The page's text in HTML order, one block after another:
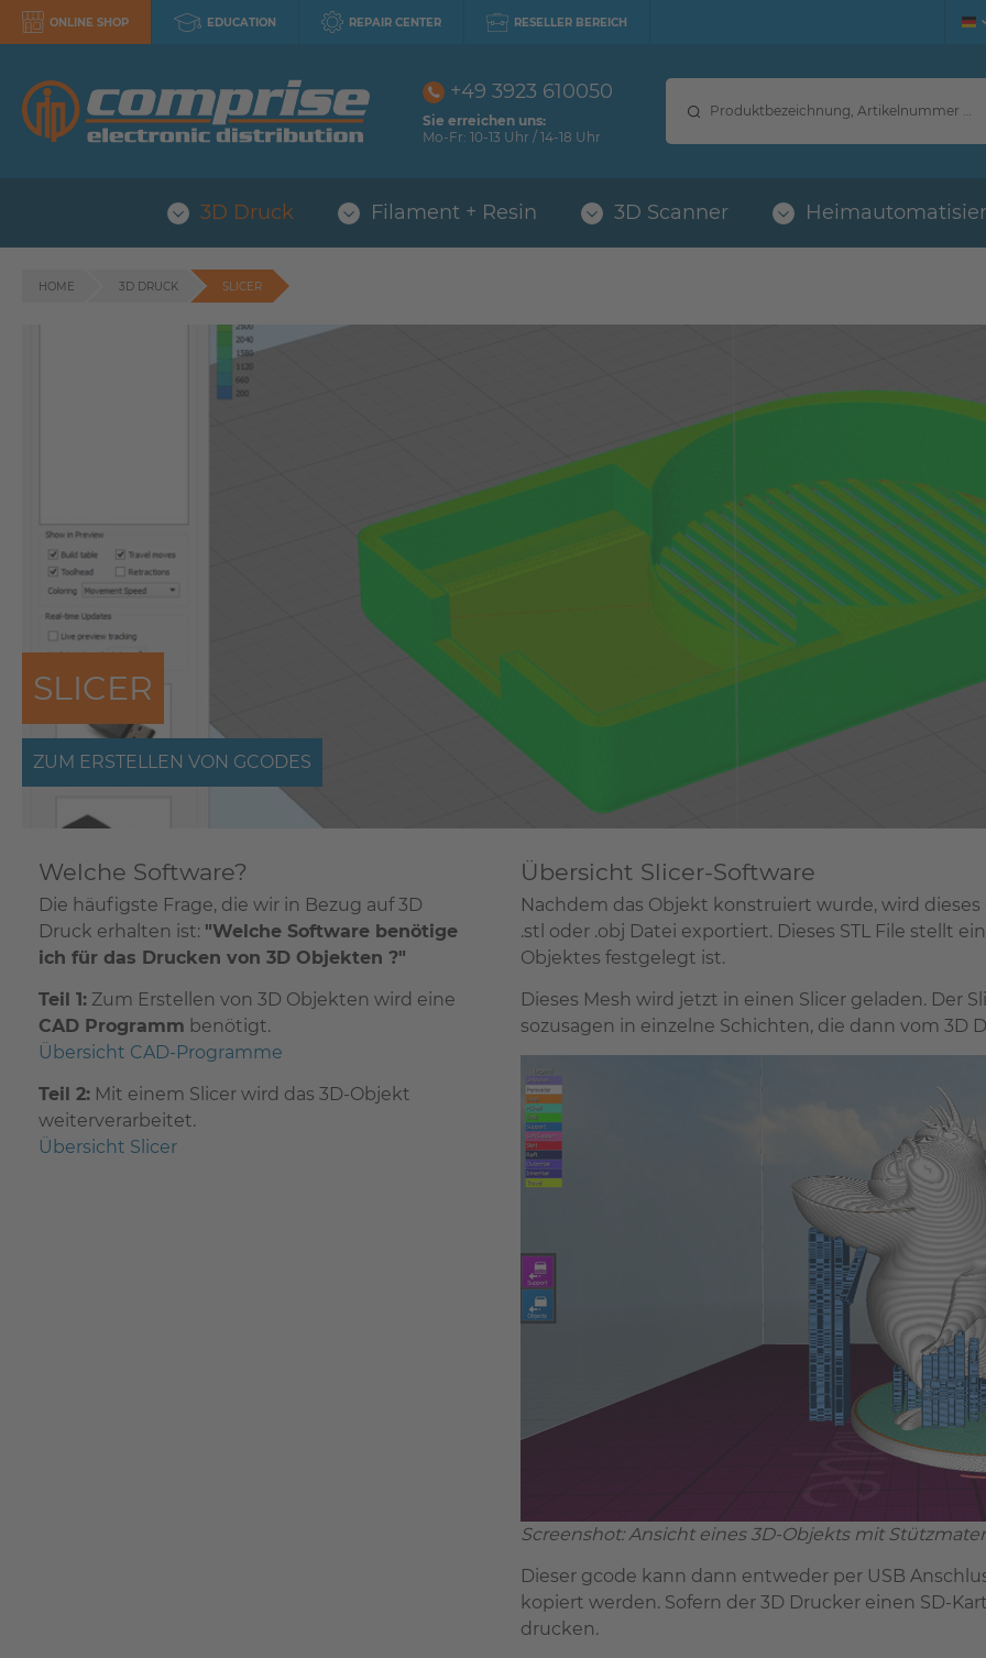
ONLINE SHOP EDUCATION REPAIR CENTER RESELLER BEREICH
+49 3923 610050
Sie erreichen uns:
Mo-Fr: 10-13 Uhr / 14-18 Uhr
3D Druck Filament + Resin 3D Scanner
HOME 3D DRUCK SLICER
SLICER
ZUM ERSTELLEN VON GCODES
Welche Software?
Die häufigste Frage, die wir in Bezug auf 3D
Druck erhalten ist: "Welche Software benötige
ich für das Drucken von 3D Objekten ?"
Teil 1: Zum Erstellen von 3D Objekten wird eine
CAD Programm benötigt.
Übersicht CAD-Programme
Teil 2: Mit einem Slicer wird das 3D-Objekt
weiterverarbeitet.
Übersicht Slicer
Übersicht Slicer-Software
Nachdem das Objekt konstruiert wurde, wird
.stl oder .obj Datei exportiert. Dieses STL File stellt
Objektes festgelegt ist.
Dieses Mesh wird jetzt in einen Slicer geladen. Der
sozusagen in einzelne Schichten, die dann vom 3D
Screenshot: Ansicht eines 3D-Objekts mit
Dieser gcode kann dann entweder per USB
kopiert werden. Sofern der 3D Drucker einen SD-
drucken.